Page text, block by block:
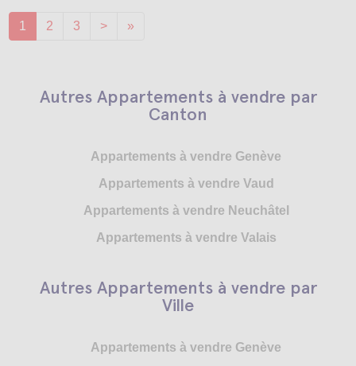
1 2 3 > »
Autres Appartements à vendre par
Canton
Appartements à vendre Genève
Appartements à vendre Vaud
Appartements à vendre Neuchâtel
Appartements à vendre Valais
Autres Appartements à vendre par
Ville
Appartements à vendre Genève